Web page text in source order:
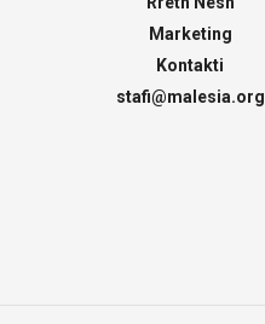
Marketing
Kontakti
stafi@malesia.org